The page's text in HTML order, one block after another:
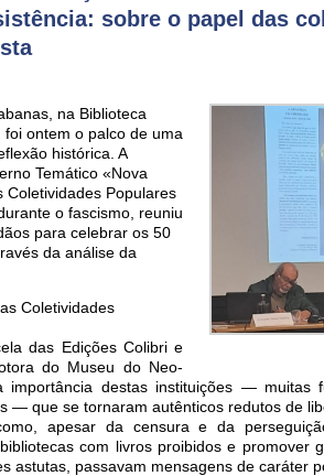
sobre o papel das
na Biblioteca
ontem o palco de uma
histórica. A
Temático «Nova
Coletividades Populares
o fascismo, reuniu
para celebrar os 50
da análise da
Coletividades
das Edições Colibri e
do Museu do Neo-
importância destas instituições — muitas
— que se tornaram autênticos redutos de
apesar da censura e da
com livros proibidos e promover
astutas, passavam mensagens de caráter